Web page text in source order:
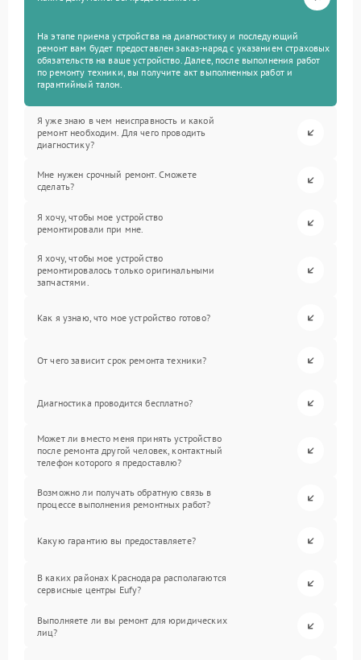
На этапе приема устройства на диагностику и последующий
ремонт вам будет предоставлен заказ-наряд с указанием страховых
обязательств на ваше устройство. Далее, после выполнения работ
по ремонту техники, вы получите акт выполненных работ и
гарантийный талон.
Я уже знаю в чем неисправность и какой
ремонт необходим. Для чего проводить
диагностику?
Мне нужен срочный ремонт. Сможете
сделать?
Я хочу, чтобы мое устройство
ремонтировали при мне.
Я хочу, чтобы мое устройство
ремонтировалось только оригинальными
запчастями.
Как я узнаю, что мое устройство готово?
От чего зависит срок ремонта техники?
Диагностика проводится бесплатно?
Может ли вместо меня принять устройство
после ремонта другой человек, контактный
телефон которого я предоставлю?
Возможно ли получать обратную связь в
процессе выполнения ремонтных работ?
Какую гарантию вы предоставляете?
В каких районах Краснодара располагаются
сервисные центры Eufy?
Выполняете ли вы ремонт для юридических
лиц?